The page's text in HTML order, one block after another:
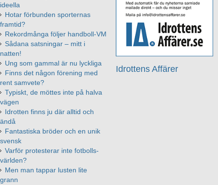
Idrottens Affärer
ideella
Hotar förbunden sporternas
framtid?
Rekordmånga följer handboll-VM
Sådana satsningar – mitt i
natten!
Ung som gammal är nu lyckliga
Finns det någon förening med
rent samvete?
Typiskt, de möttes inte på halva
vägen
Idrotten finns ju där alltid och
ändå
Fantastiska bröder och en unik
svensk
Varför protesterar inte fotbolls-
världen?
Men man tappar lusten lite
grann